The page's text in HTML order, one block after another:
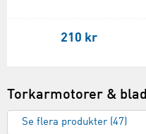
210 kr
Torkarmotorer & blad
Se flera produkter (47)